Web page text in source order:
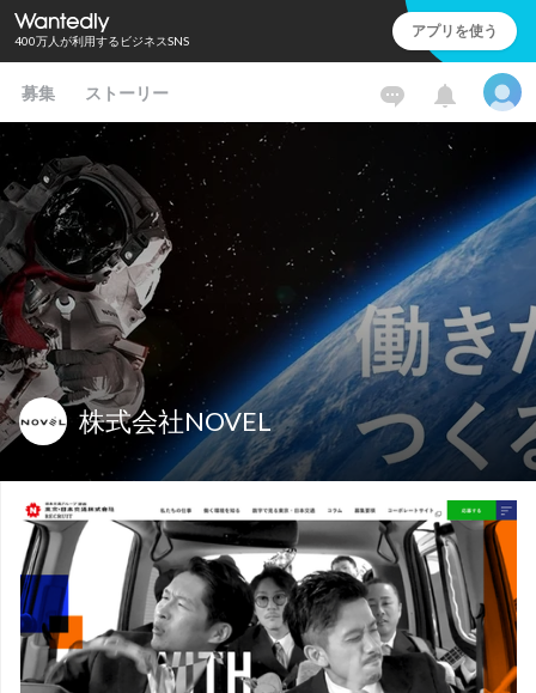
400万人が利用するビジネスSNS アプリを使う
募集 ストーリー
株式会社NOVEL